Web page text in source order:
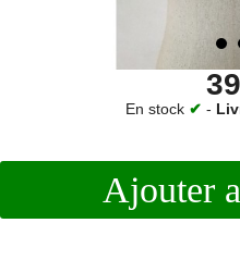
En stock ✔ -
Ajouter